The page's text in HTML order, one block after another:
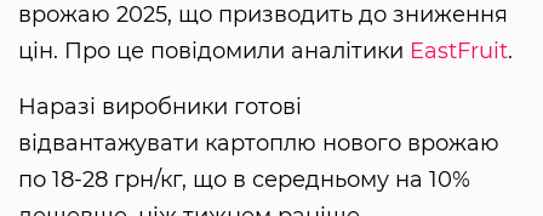
врожаю 2025, що призводить до зниження
цін. Про це повідомили аналітики EastFruit.
Наразі виробники готові
відвантажувати картоплю нового врожаю
по 18-28 грн/кг, що в середньому на 10%